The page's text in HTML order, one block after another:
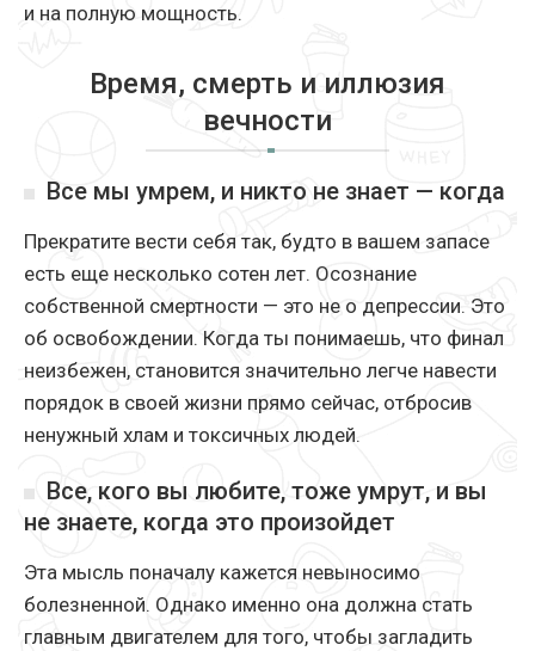
и на полную мощность.
Время, смерть и иллюзия
вечности
Все мы умрем, и никто не знает — когда
Прекратите вести себя так, будто в вашем запасе
есть еще несколько сотен лет. Осознание
собственной смертности — это не о депрессии. Это
об освобождении. Когда ты понимаешь, что финал
неизбежен, становится значительно легче навести
порядок в своей жизни прямо сейчас, отбросив
ненужный хлам и токсичных людей.
Все, кого вы любите, тоже умрут, и вы
не знаете, когда это произойдет
Эта мысль поначалу кажется невыносимо
болезненной. Однако именно она должна стать
главным двигателем для того, чтобы загладить